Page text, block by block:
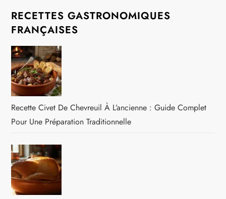
RECETTES GASTRONOMIQUES
FRANÇAISES
Recette Civet De Chevreuil À L’ancienne : Guide Complet
Pour Une Préparation Traditionnelle